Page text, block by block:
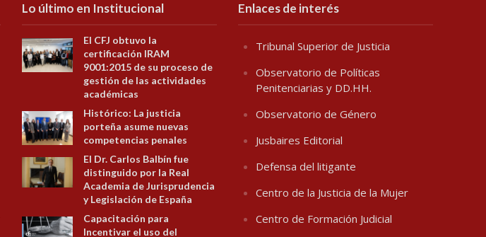
Lo último en Institucional
El CFJ obtuvo la
certificación IRAM
9001:2015 de su proceso de
gestión de las actividades
académicas
Histórico: La justicia
porteña asume nuevas
competencias penales
El Dr. Carlos Balbín fue
distinguido por la Real
Academia de Jurisprudencia
y Legislación de España
Capacitación para
Incentivar el uso del
Enlaces de interés
Tribunal Superior de Justicia
Observatorio de Políticas
Penitenciarias y DD.HH.
Observatorio de Género
Jusbaires Editorial
Defensa del litigante
Centro de la Justicia de la Mujer
Centro de Formación Judicial